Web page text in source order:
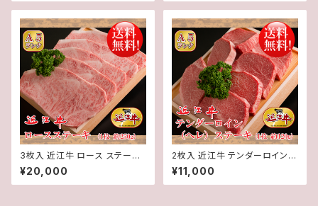
送料無料 ★※一部地域を除く
定 」近江牛 ★ 送料無料 ★※一
3枚入 近江牛 ロース ステーキ
(1枚約250g) 3枚 計約750g【
冷蔵 】 A５ 「 認定 」近江牛 ★
送料無料 ★※一部地域を除く
¥20,000
2枚入 近江牛 テンダーロイン (
ヘレ ) ステーキ (1枚約120g) 2
枚 計約240g【 冷蔵 】 A５ 「 認
定 」近江牛 ★ 送料無料 ★※一
¥11,000